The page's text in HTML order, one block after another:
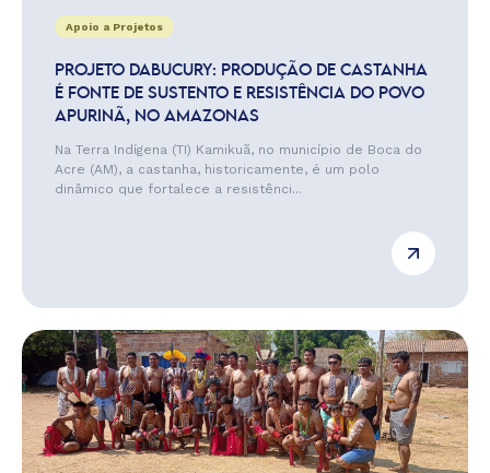
Apoio a Projetos
PROJETO DABUCURY: PRODUÇÃO DE CASTANHA
É FONTE DE SUSTENTO E RESISTÊNCIA DO POVO
APURINÃ, NO AMAZONAS
Na Terra Indígena (TI) Kamikuã, no município de Boca do
Acre (AM), a castanha, historicamente, é um polo
dinâmico que fortalece a resistênci...